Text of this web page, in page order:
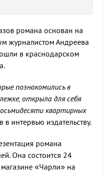
романа основан на
журналистом Андреева
в краснодарском
познакомились в
открыла для себя
квартирных
интервью издательству.
романа
Она состоится 24
«Чарли» на